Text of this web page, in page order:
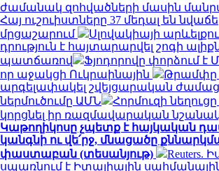
ժամանակ զոհվածների մասին
Հայ ուշուիստները 37 մեդալ են
մրցաշարում
Սլովակիայի
դրություն է հայտարարվել շոգի
պատճառով
Ֆյոդորովը փորձում է
որ աջակցի Ուկրաինային
Թրամփը
արգելափակել շվեյցարական
ներմուծումը ԱՄՆ
Հորմուզի
կորցնել իր ռազմավարական
Կաթողիկոսը չպետք է հայկական
կանգնի ու վե՛րջ, մնացածը
փաստաբան (տեսանյութ)
Reuters.
սպառնում է Իտալիային